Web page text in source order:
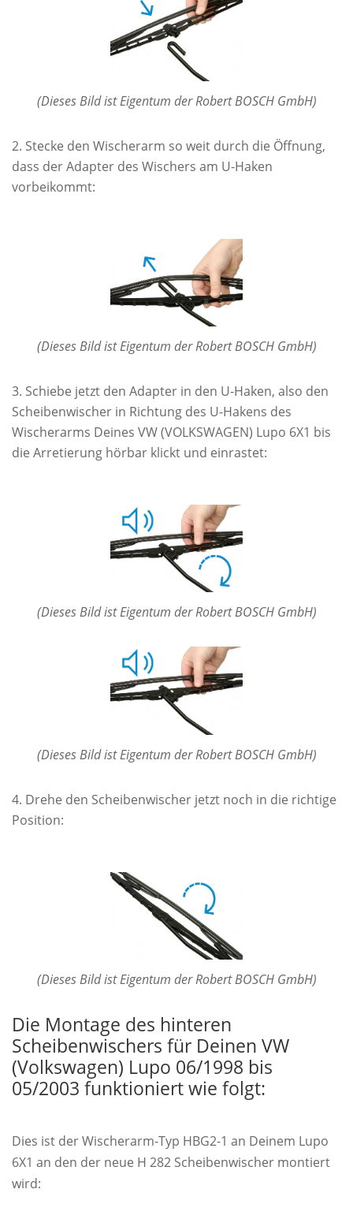
(Dieses Bild ist Eigentum der Robert BOSCH GmbH)
Stecke den Wischerarm so weit durch die Öffnung,
dass der Adapter des Wischers am U-Haken
vorbeikommt:
(Dieses Bild ist Eigentum der Robert BOSCH GmbH)
Schiebe jetzt den Adapter in den U-Haken, also den
Scheibenwischer in Richtung des U-Hakens des
Wischerarms Deines VW (VOLKSWAGEN) Lupo 6X1 bis
die Arretierung hörbar klickt und einrastet:
(Dieses Bild ist Eigentum der Robert BOSCH GmbH)
(Dieses Bild ist Eigentum der Robert BOSCH GmbH)
Drehe den Scheibenwischer jetzt noch in die richtige
Position:
(Dieses Bild ist Eigentum der Robert BOSCH GmbH)
Die Montage des hinteren
Scheibenwischers für Deinen VW
(Volkswagen) Lupo 06/1998 bis
05/2003 funktioniert wie folgt:
Dies ist der Wischerarm-Typ HBG2-1 an Deinem Lupo
6X1 an den der neue H 282 Scheibenwischer montiert
wird: